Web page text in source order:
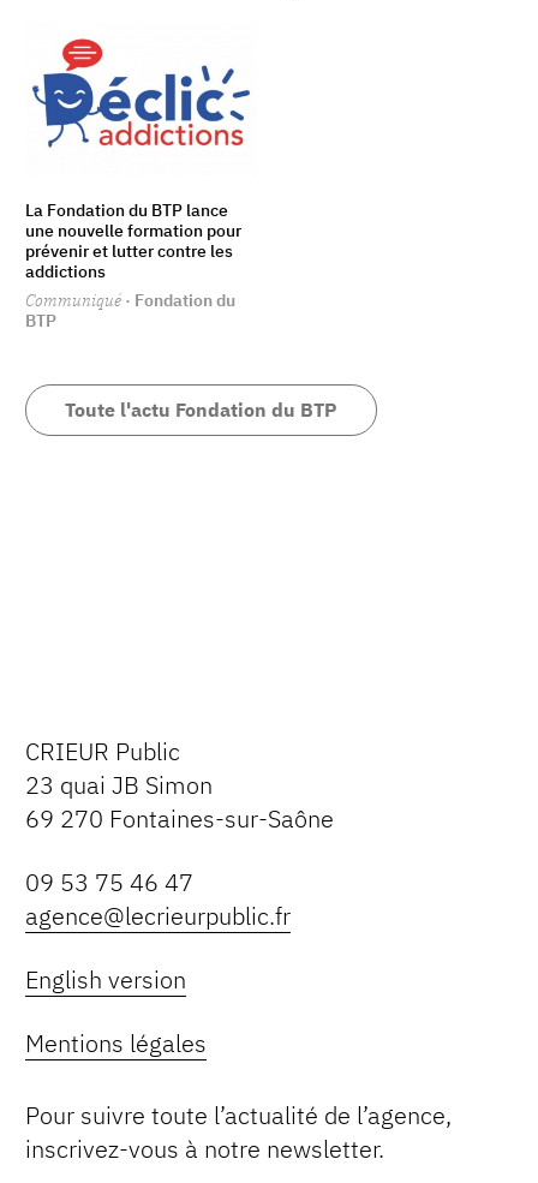
La Fondation du BTP lance
une nouvelle formation pour
prévenir et lutter contre les
addictions
Communiqué · Fondation du
BTP
Toute l'actu Fondation du BTP
CRIEUR Public
23 quai JB Simon
69 270 Fontaines-sur-Saône
09 53 75 46 47
agence@lecrieurpublic.fr
English version
Mentions légales
Pour suivre toute l’actualité de l’agence,
inscrivez-vous à notre newsletter.